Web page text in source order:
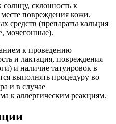
солнцу, склонность к
повреждения кожи.
средств (препараты кальция
мочегонные).
к проведению
и лактация, повреждения
и наличие татуировок в
выполнять процедуру во
и в случае
к аллергическим реакциям.